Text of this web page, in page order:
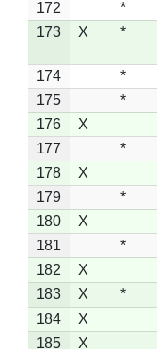
172
*
173
X *
174 *
175
*
176
X
177
*
178
X
179
*
180
X
181
*
182
X
183
X *
184
X
185
X